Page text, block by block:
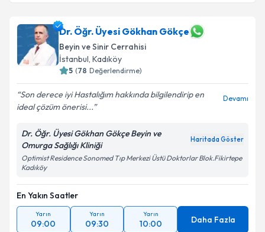
Dr. Öğr. Üyesi Gökhan Gökçe
Beyin ve Sinir Cerrahisi
İstanbul, Kadıköy
5 (78 Değerlendirme)
Son derece iyi Hastalığım hakkında bilgilendirip en
ideal çözüm önerisi...
Devamı
Dr. Öğr. Üyesi Gökhan Gökçe Beyin ve
Omurga Sağlığı Kliniği
Haritada Göster
Optimist Residence Sonomed Tıp Merkezi Üstü Doktorlar Blok.Fikirtepe
Kadıköy
En Yakın Saatler
Yarın
09:00
Yarın
09:30
Yarın
10:00 Daha Fazla